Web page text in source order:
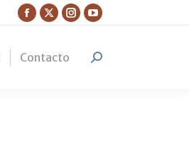
Facebook
opens
X
opens
Instagram
opens
YouTube
opens
Contacto Search: